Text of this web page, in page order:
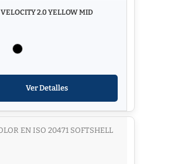
VELOCITY 2.0 YELLOW MID
Ver Detalles